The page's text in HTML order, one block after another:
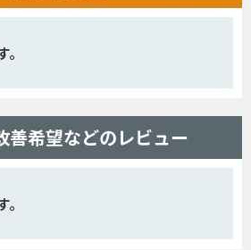
善希望などのレビュー